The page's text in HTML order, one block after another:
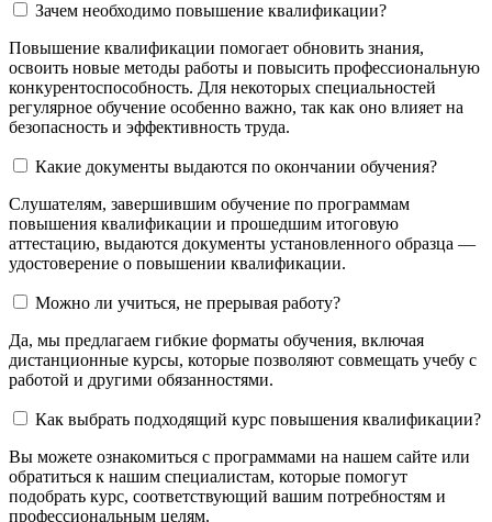
Зачем необходимо повышение квалификации?
Повышение квалификации помогает обновить знания,
освоить новые методы работы и повысить профессиональную
конкурентоспособность. Для некоторых специальностей
регулярное обучение особенно важно, так как оно влияет на
безопасность и эффективность труда.
Какие документы выдаются по окончании обучения?
Слушателям, завершившим обучение по программам
повышения квалификации и прошедшим итоговую
аттестацию, выдаются документы установленного образца —
удостоверение о повышении квалификации.
Можно ли учиться, не прерывая работу?
Да, мы предлагаем гибкие форматы обучения, включая
дистанционные курсы, которые позволяют совмещать учебу с
работой и другими обязанностями.
Как выбрать подходящий курс повышения квалификации?
Вы можете ознакомиться с программами на нашем сайте или
обратиться к нашим специалистам, которые помогут
подобрать курс, соответствующий вашим потребностям и
профессиональным целям.